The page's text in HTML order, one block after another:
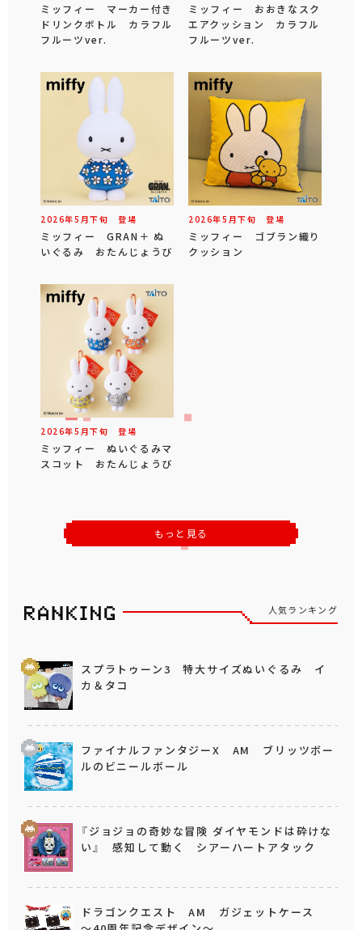
ミッフィー マーカー付き
ドリンクボトル カラフル
フルーツver.
ミッフィー おおきなスク
エアクッション カラフル
フルーツver.
2026年5 月下旬 登場
ミッフィー GRAN＋ ぬ
いぐるみ おたんじょうび
2026年5 月下旬 登場
ミッフィー ゴブラン織り
クッション
2026年5 月下旬 登場
ミッフィー ぬいぐるみマ
スコット おたんじょうび
もっと見る
人気ランキング
スプラトゥーン3 特大サイズぬいぐるみ イ
カ＆タコ
ファイナルファンタジーX AM ブリッツボー
ルのビニールボール
『ジョジョの奇妙な冒険 ダイヤモンドは砕けな
い』 感知して動く シアーハートアタック
ドラゴンクエスト AM ガジェットケース